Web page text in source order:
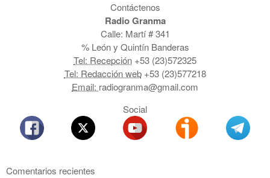
Contáctenos
Radio Granma
Calle: Martí # 341
% León y Quintín Banderas
Tel: Recepción +53 (23)572325
Tel: Redacción web+53 (23)577218
Email: radiogranma@gmail.com
Social
Comentarios recientes